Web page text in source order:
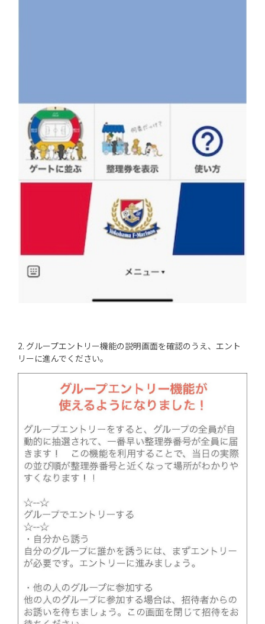
2. グループエントリー機能の説明画面を確認のうえ、エント
リーに進んでください。